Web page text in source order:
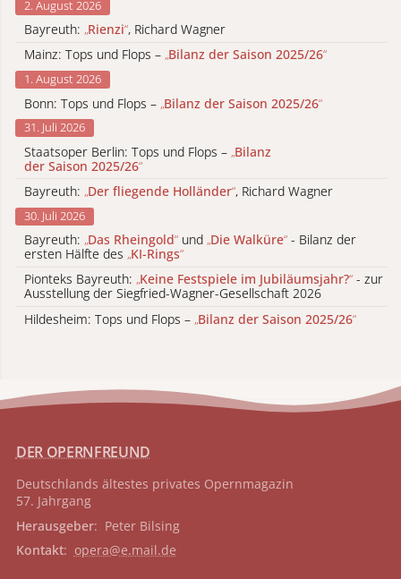
2. August 2026
Bayreuth: „Rienzi“, Richard Wagner
Mainz: Tops und Flops – „Bilanz der Saison 2025/26“
1. August 2026
Bonn: Tops und Flops – „Bilanz der Saison 2025/26“
31. Juli 2026
Staatsoper Berlin: Tops und Flops – „Bilanz
der Saison 2025/26“
Bayreuth: „Der fliegende Holländer“, Richard Wagner
30. Juli 2026
Bayreuth: „Das Rheingold“ und „Die Walküre“ - Bilanz der
ersten Hälfte des „KI-Rings“
Pionteks Bayreuth: „Keine Festspiele im Jubiläumsjahr?“ - zur
Ausstellung der Siegfried-Wagner-Gesellschaft 2026
Hildesheim: Tops und Flops – „Bilanz der Saison 2025/26“
DER OPERNFREUND
Deutschlands ältestes privates Opernmagazin
57. Jahrgang
Herausgeber: Peter Bilsing
Kontakt: opera@e.mail.de